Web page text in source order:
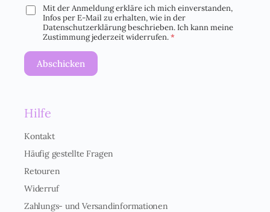
D
O
E
v
r
t
ä
d
n
Mit der Anmeldung erkläre ich mich einverstanden,
Infos per E-Mail zu erhalten, wie in der
Datenschutzerklärung beschrieben. Ich kann meine
Zustimmung jederzeit widerrufen.*
Abschicken
Hilfe
Kontakt
Häufig gestellte Fragen
Retouren
Widerruf
Zahlungs- und Versandinformationen